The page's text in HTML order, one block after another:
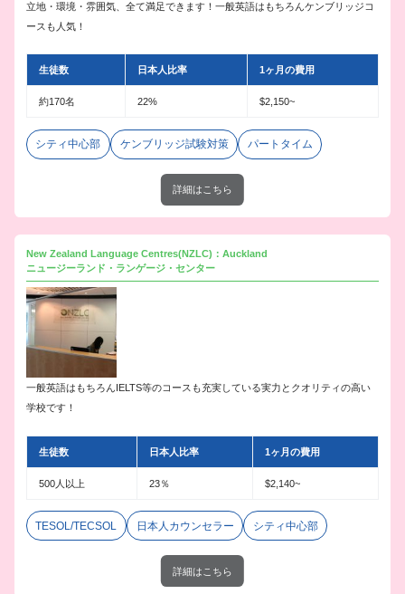
立地・環境・雰囲気、全て満足できます！一般英語はもちろんケンブリッジコ
ースも人気！
生徒数 日本人比率 1ヶ月の費用
約170名 22% $2,150~
シティ中心部 ケンブリッジ試験対策 パートタイム
詳細はこちら
New Zealand Language Centres(NZLC)：Auckland
ニュージーランド・ランゲージ・センター
一般英語はもちろんIELTS等のコースも充実している実力とクオリティの高い
学校です！
生徒数 日本人比率 1ヶ月の費用
500人以上 23％ $2,140~
TESOL/TECSOL 日本人カウンセラー シティ中心部
詳細はこちら